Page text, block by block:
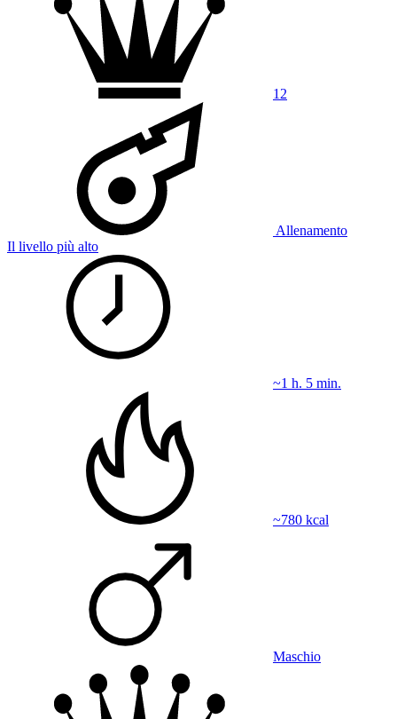
12
Allenamento
Il livello più alto
~1 h. 5 min.
~780 kcal
Maschio